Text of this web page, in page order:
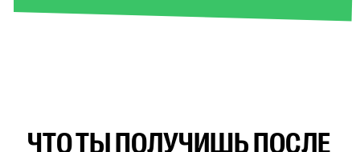
ЧТО ТЫ ПОЛУЧИШЬ ПОСЛЕ